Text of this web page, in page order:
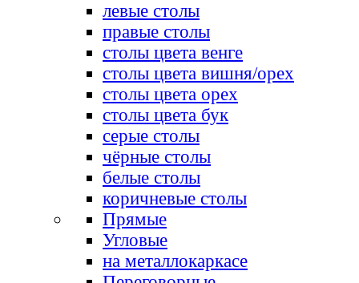
левые столы
правые столы
столы цвета венге
столы цвета вишня/орех
столы цвета орех
столы цвета бук
серые столы
чёрные столы
белые столы
коричневые столы
Прямые
Угловые
на металлокаркасе